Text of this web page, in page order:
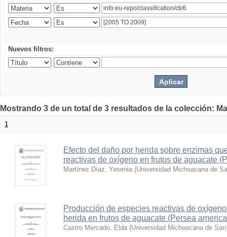
Nuevos filtros:
Mostrando 3 de un total de 3 resultados de la colección:
1
Efecto del daño por herida sobre enzimas
reactivas de oxígeno en frutos de aguacate
Martínez Díaz, Yesenia (Universidad Michoacana de
Producción de especies reactivas de
herida en frutos de aguacate (Persea
Castro Mercado, Elda (Universidad Michoacana de